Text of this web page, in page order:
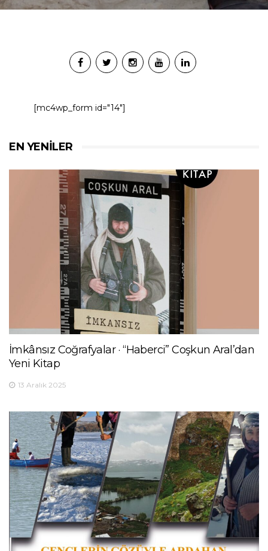
[mc4wp_form id="14"]
EN YENILER
İmkânsız Coğrafyalar · “Haberci” Coşkun Aral’dan
Yeni Kitap
13 Aralık 2025